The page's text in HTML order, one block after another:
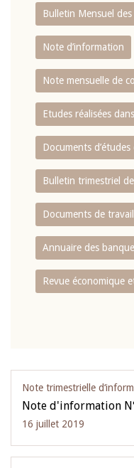
Bulletin Mensuel
Note d’information
Note mensuelle de
Etudes réalisées
Documents
Bulletin trimestriel
Documents de travail
Annuaire des
Revue économique
Note trimestrielle
Note d'information
16 juillet 2019